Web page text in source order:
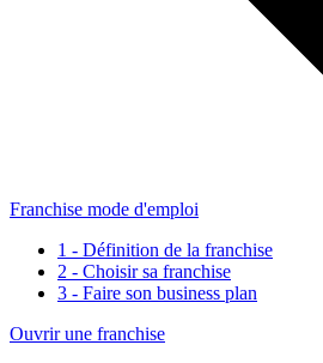
Franchise mode d'emploi
1 - Définition de la franchise
2 - Choisir sa franchise
3 - Faire son business plan
Ouvrir une franchise